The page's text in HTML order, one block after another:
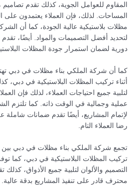
المقاوم للعوامل الجوية، كذلك تقدم
المساحات. لذلك، فإن العملاء يعتمدون
مظلات بلاستيكية عالية الجودة، كما أن
لتحديد أفضل التصميمات والمواد. أيضًا،
دورية لضمان استمرار جودة المظلات
كما أن شركة الملكي بناء مظلات في دبي
أثناء تركيب المظلات البلاستيكية في
لتلبية جميع احتياجات العملاء، لذلك فإن
عملية وجمالية في الوقت ذاته. كما تلتزم
لإتمام المشاريع، أيضًا تقدم ضمانات شاملة
رضا العملاء التام.
تجمع شركة الملكي بناء مظلات في دبي بين
تركيب المظلات البلاستيكية في دبي، كما
التصميم والألوان لتلبية جميع الأذواق،
محترف قادر على تنفيذ المشاريع بدقة